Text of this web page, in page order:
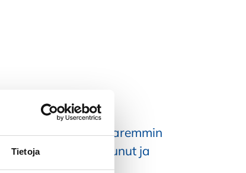
Tietoja
ovat aiempaa paremmin
on helpottunut ja